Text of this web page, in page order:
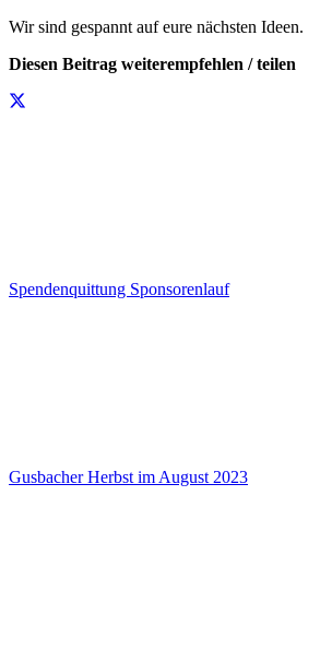
Wir sind gespannt auf eure nächsten Ideen.
Diesen Beitrag weiterempfehlen / teilen
Spendenquittung Sponsorenlauf
Gusbacher Herbst im August 2023